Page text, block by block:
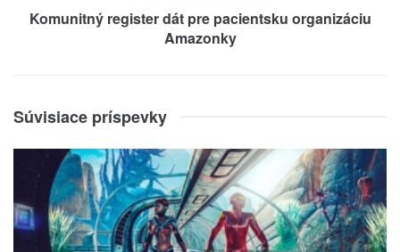
Komunitný register dát pre pacientsku organizáciu
Amazonky
Súvisiace príspevky